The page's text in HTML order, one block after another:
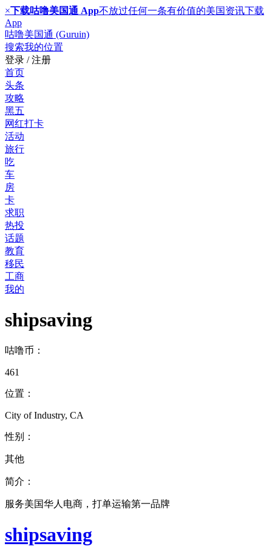
×下载咕噜美国通 App不放过任何一条有价值的美国资讯下载
App
咕噜美国通 (Guruin)
搜索我的位置
登录 / 注册
首页
头条
攻略
黑五
网红打卡
活动
旅行
吃
车
房
卡
求职
热投
话题
教育
移民
工商
我的
shipsaving
咕噜币：
461
位置：
City of Industry, CA
性别：
其他
简介：
服务美国华人电商，打单运输第一品牌
shipsaving